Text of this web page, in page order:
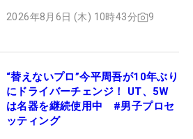
2026年8月6日 (木) 10時43分 9
“替えないプロ”今平周吾が10年ぶり
にドライバーチェンジ！ UT、5W
は名器を継続使用中 #男子プロセ
ッティング